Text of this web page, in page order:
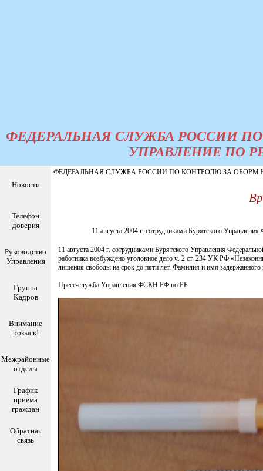
ФЕДЕРАЛЬНАЯ СЛУЖБА РОССИИ
УПРАВЛЕНИЕ ПО
Новости
Телефон
доверия
Руководство
Управления
Группа
Кадров
Внимание
розыск!
Межрайонные
отделы
График
приема
граждан
Обратная
связь
ФЕДЕРАЛЬНАЯ СЛУЖБА РОССИИ ПО КОНТРОЛЮ ЗА ОБОРМ
11 августа 2004 г. сотрудниками Бурятского
11 августа 2004 г. сотрудниками Бурятского Управления
работника возбуждено уголовное дело ч. 2 ст. 234 УК РФ
лишения свободы на срок до пяти лет. Фамилия и имя задержанного
Пресс-служба Управления ФСКН РФ по РБ